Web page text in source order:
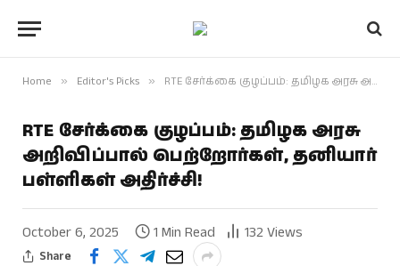
Home » Editor's Picks » RTE சேர்க்கை குழப்பம்: தமிழக அரசு அறிவிப்பால் பெற்றோர்கள், தனியார் பள்ளிகள் அதிர்ச்சி!
RTE சேர்க்கை குழப்பம்: தமிழக அரசு
அறிவிப்பால் பெற்றோர்கள், தனியார்
பள்ளிகள் அதிர்ச்சி!
October 6, 2025 1 Min Read 132Views
Share